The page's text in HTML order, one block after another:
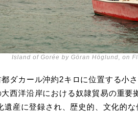
Island of Gorée by Göran Höglund, on
ダカール沖約2キロに位置する小
西洋沿岸における奴隷貿易の重要
産に登録され、歴史的、文化的